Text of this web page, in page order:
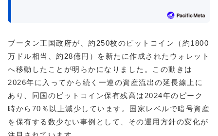
ブータン王国政府が、約250枚のビットコイン（約1800
万ドル相当、約28億円）を新たに作成されたウォレット
へ移動したことが明らかになりました。この動きは
2026年に入ってから続く一連の資産流出の延長線上に
あり、同国のビットコイン保有残高は2024年のピーク
時から70％以上減少しています。国家レベルで暗号資産
を保有する数少ない事例として、その運用方針の変化が